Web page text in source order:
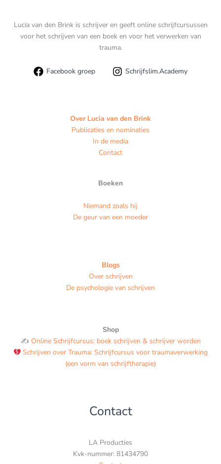
Lucia van den Brink is schrijver en geeft online schrijfcursussen
voor het schrijven van een boek en voor het verwerken van
trauma.
Facebook groep Schrijfslim.Academy
Over Lucia van den Brink
Publicaties en nominaties
In de media
Contact
Boeken
Niemand zoals hij
De geur van een moeder
Blogs
Over schrijven
De psychologie van schrijven
Shop
✍️ Online Schrijfcursus: boek schrijven & schrijver worden
Schrijven over Trauma: Schrijfcursus voor traumaverwerking
(een vorm van schrijftherapie)
Contact
LA Producties
Kvk-nummer: 81434790